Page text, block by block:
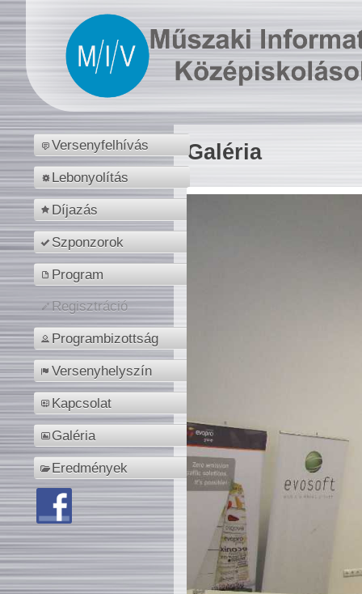
Versenyfelhívás
Lebonyolítás
Díjazás
Szponzorok
Program
Regisztráció
Programbizottság
Versenyhelyszín
Kapcsolat
Galéria
Eredmények
Galéria